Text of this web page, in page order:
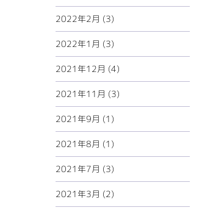
2022年2月 (3)
2022年1月 (3)
2021年12月 (4)
2021年11月 (3)
2021年9月 (1)
2021年8月 (1)
2021年7月 (3)
2021年3月 (2)